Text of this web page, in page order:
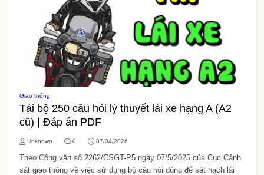
Giao thông
Tải bộ 250 câu hỏi lý thuyết lái xe hạng A (A2
cũ) | Đáp án PDF
Unknown 0 07/04/2026
Theo Công văn số 2262/CSGT-P5 ngày 07/5/2025 của Cục Cảnh
sát giao thông về việc sử dụng bộ câu hỏi dùng để sát hạch lái